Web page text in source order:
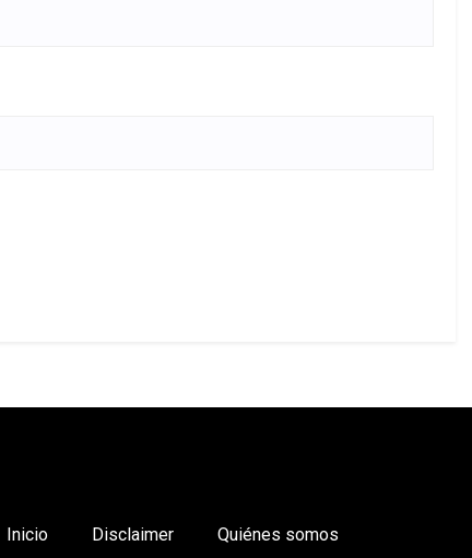
Inicio Disclaimer Quiénes somos